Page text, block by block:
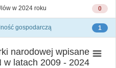
0
w 2024 roku
1
gospodarczą
narodowej wpisane
w latach 2009 - 2024